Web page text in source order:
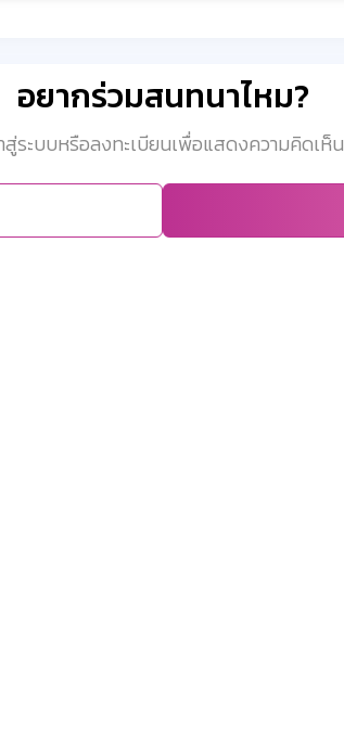
อยากร่วมสนทนาไหม?
สู่ระบบหรือลงทะเบียนเพื่อแสดงความคิดเห็น